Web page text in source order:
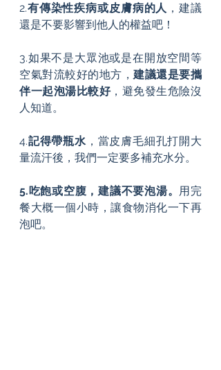
2.有傳染性疾病或皮膚病的人 ，建議
還是不要影響到他人的權益吧！
3.如果不是大眾池或是在開放空間等
空氣對流較好的地方，建議還是要攜
伴一起泡湯比較好，避免發生危險沒
人知道。
4.記得帶瓶水，當皮膚毛細孔打開大
量流汗後，我們一定要多補充水分。
5.吃飽或空腹，建議不要泡湯。 用完
餐大概一個小時，讓食物消化一下再
泡吧。